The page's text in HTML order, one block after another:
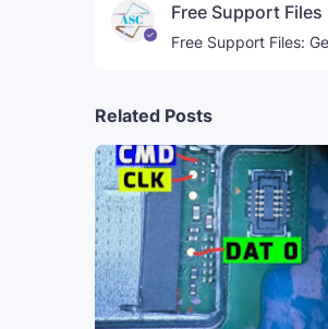
Free Support Files
Free Support Files:
Related Posts